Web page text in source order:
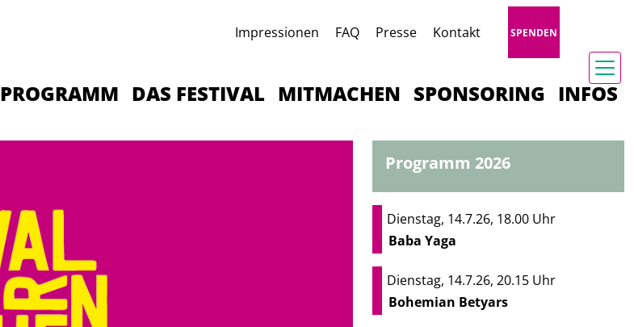
Impressionen FAQ Presse Kontakt SPENDEN
PROGRAMM DAS FESTIVAL MITMACHEN SPONSORING INFOS
Programm 2026
Dienstag, 14.7.26, 18.00 Uhr
Baba Yaga
Dienstag, 14.7.26, 20.15 Uhr
Bohemian Betyars